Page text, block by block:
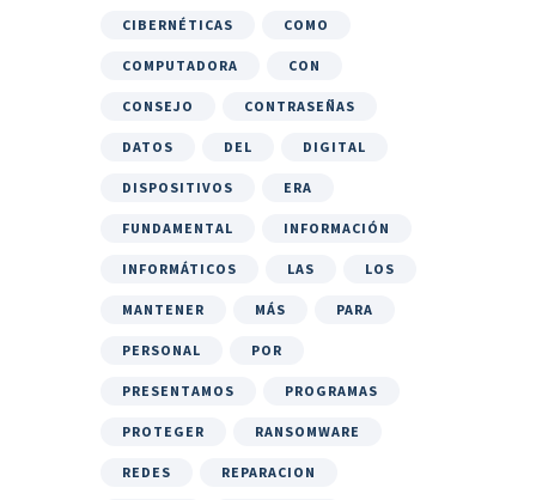
CIBERNÉTICAS COMO
COMPUTADORA CON
CONSEJO CONTRASEÑAS
DATOS DEL DIGITAL
DISPOSITIVOS ERA
FUNDAMENTAL INFORMACIÓN
INFORMÁTICOS LAS LOS
MANTENER MÁS PARA
PERSONAL POR
PRESENTAMOS PROGRAMAS
PROTEGER RANSOMWARE
REDES REPARACION